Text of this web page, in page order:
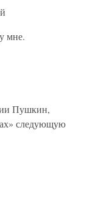
мне.
Пушкин,
следующую